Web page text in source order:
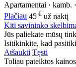
Apartamentai · kamb.
Plačiau 45 € už naktį
Kiti savininko
Jūs paliekate mūsų
Isitikinkite, kad
Atšaukti Tęsti
Toliau pateiktos